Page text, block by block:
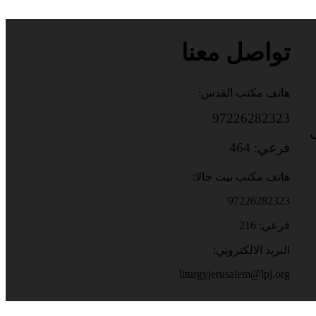
تواصل معنا
هاتف مكتب القدس:
97226282323
فرعي: 464
هاتف مكتب بيت جالا:
97226282323
فرعي: 216
البريد الالكتروني:
liturgyjerusalem@lpj.org